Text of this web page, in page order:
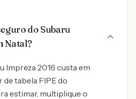
do Subaru
Natal?
Impreza 2016 custa em
de tabela FIPE do
estimar, multiplique o